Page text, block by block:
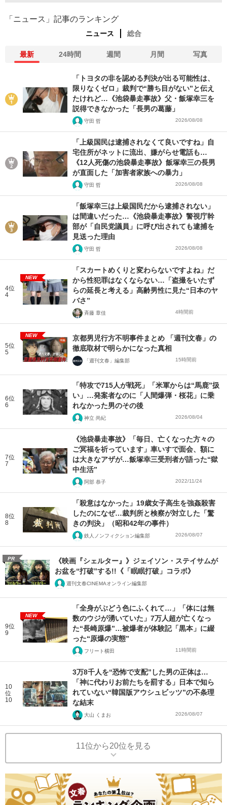
「ニュース」記事のランキング
ニュース 総合
最新 24時間 週間 月間 写真
「トヨタの非を認める判決が出る可能性は、
限りなくゼロ」裁判で“勝ち目がない”と伝え
たけれど…《池袋暴走事故》父・飯塚幸三を
説得できなかった「長男の葛藤」
守田 哲 2026/08/08
「上級国民は逮捕されなくて良いですね」自
宅住所がネットに流出、嫌がらせ電話も…
《12人死傷の池袋暴走事故》飯塚幸三の長男
が直面した「加害者家族への暴力」
守田 哲 2026/08/08
「飯塚幸三は上級国民だから逮捕されない」
は間違いだった…《池袋暴走事故》警視庁幹
部が「自民党議員」に呼び出されても逮捕を
見送った理由
守田 哲 2026/08/08
4位
4
NEW
「スカートめくりと変わらないですよね」だ
から性犯罪はなくならない…「盗撮をいたず
らの延長と考える」高齢男性に見た“日本のヤ
バさ”
斉藤 章佳 4時間前
5位
5
NEW
京都男児行方不明事件まとめ 「週刊文春」の
徹底取材で明らかになった真相
「週刊文春」編集部 15時間前
6位
6
「特攻で715人が戦死」「米軍からは“馬鹿”扱
い」…発案者なのに「人間爆弾・桜花」に乗
れなかった男のその後
神立 尚紀 2026/08/04
7位
7
《池袋暴走事故》「毎日、亡くなった方々の
ご冥福を祈っています」車いすで面会、額に
は大きなアザが…飯塚幸三受刑者が語った“獄
中生活”
阿部 恭子 2022/11/24
8位
8
「殺意はなかった」19歳女子高生を強姦殺害
したのになぜ…裁判所と検察が対立した「驚
きの判決」（昭和42年の事件）
鉄人ノンフィクション編集部 2026/08/07
PR
《映画『シェルター』》ジェイソン・ステイサムが
お盆を“打破”する!!《「眠眠打破」コラボ》
週刊文春CINEMAオンライン編集部
9位
9
NEW
「全身がぶどう色にふくれて…」「体には無
数のウジが湧いていた」7万人超が亡くなっ
た“長崎原爆”…被爆者が体験記「黒本」に綴
った“原爆の実態”
フリート横田 11時間前
10
位
10
3万8千人を“恐怖で支配”した男の正体は…
「神に代わりお前たちを罰する」日本で知ら
れていない“韓国版アウシュビッツ”の不条理
な結末
大山 くまお 2026/08/07
11位から20位を見る